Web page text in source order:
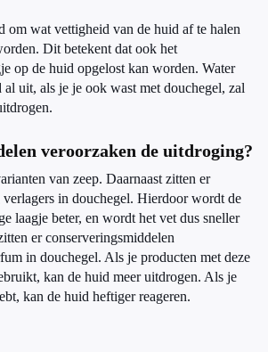
om wat vettigheid van de huid af te halen
Dit betekent dat ook het
op de huid opgelost kan worden. Water
uit, als je je ook wast met douchegel, zal
veroorzaken de uitdroging?
van zeep. Daarnaast zitten er
in douchegel. Hierdoor wordt de
laagje beter, en wordt het vet dus sneller
er conserveringsmiddelen
in douchegel. Als je producten met deze
kan de huid meer uitdrogen. Als je
kan de huid heftiger reageren.